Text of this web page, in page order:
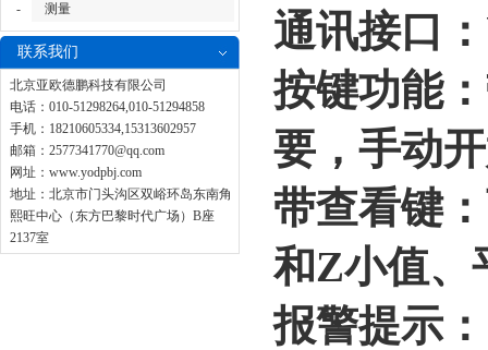
- 测量
联系我们
北京亚欧德鹏科技有限公司
电话：010-51298264,010-51294858
手机：18210605334,15313602957
邮箱： 2577341770@qq.com
网址： www.yodpbj.com
地址：北京市门头沟区双峪环岛东南角
熙旺中心（东方巴黎时代广场）B座
2137室
通讯接口
按键功能
要，手动
带查看键
和Z小值、
报警提示